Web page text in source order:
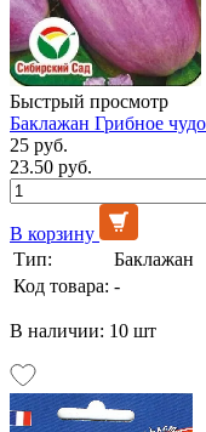
Быстрый просмотр
Баклажан Грибное
25 руб.
23.50 руб.
В корзину
Тип:
Баклажан
Код товара: -
В наличии: 10 шт